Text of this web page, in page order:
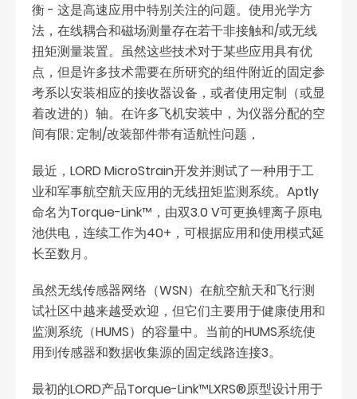
衡 - 这是高速应用中特别关注的问题。使用光学方
法，在线耦合和磁场测量存在若干非接触和/或无线
扭矩测量装置。虽然这些技术对于某些应用具有优
点，但是许多技术需要在所研究的组件附近的固定参
考系以安装相应的接收器设备，或者使用定制（或显
着改进的）轴。在许多飞机安装中，为仪器分配的空
间有限; 定制/改装部件带有适航性问题，
最近，LORD MicroStrain开发并测试了一种用于工
业和军事航空航天应用的无线扭矩监测系统。Aptly
命名为Torque-Link™，由双3.0 V可更换锂离子原电
池供电，连续工作为40+，可根据应用和使用模式延
长至数月。
虽然无线传感器网络（WSN）在航空航天和飞行测
试社区中越来越受欢迎，但它们主要用于健康使用和
监测系统（HUMS）的容量中。当前的HUMS系统使
用到传感器和数据收集源的固定线路连接3。
最初的LORD产品Torque-Link™LXRS®原型设计用于